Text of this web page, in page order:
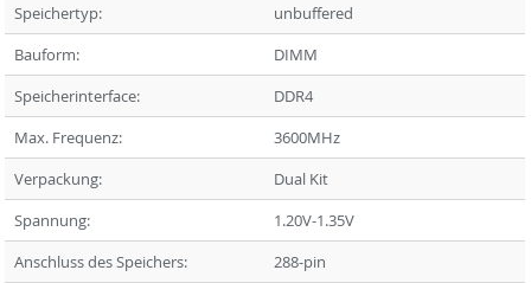
Speichertyp:
unbuffered
Bauform:
DIMM
Speicherinterface:
DDR4
Max. Frequenz:
3600MHz
Verpackung:
Dual Kit
Spannung:
1.20V-1.35V
Anschluss des Speichers:
288-pin